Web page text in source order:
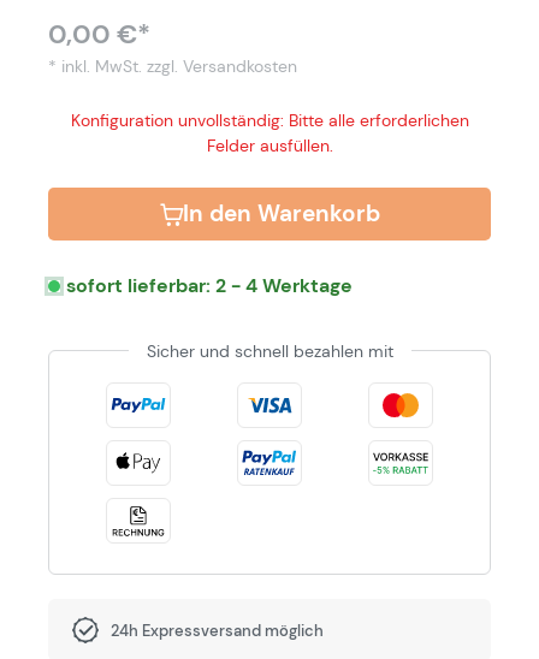
0,00 €*
* inkl. MwSt. zzgl. Versandkosten
Konfiguration unvollständig: Bitte alle erforderlichen
Felder ausfüllen.
In den Warenkorb
sofort lieferbar: 2 - 4 Werktage
Sicher und schnell bezahlen mit
24h Expressversand möglich